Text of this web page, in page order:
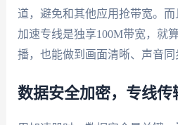
道，避免和其他应用抢带宽。
加速专线是独享100M带宽，就
播，也能做到画面清晰、声音同
数据安全加密，专线传